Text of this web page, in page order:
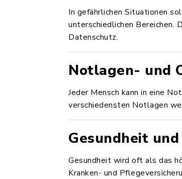
In gefährlichen Situationen
unterschiedlichen Bereichen.
Datenschutz.
Notlagen- und
Jeder Mensch kann in eine
verschiedensten Notlagen
Gesundheit
Gesundheit wird oft als das
Kranken- und